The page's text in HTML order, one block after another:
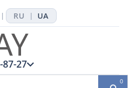
| RU | UA
87-27
0